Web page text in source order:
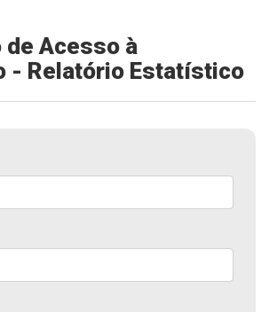
Acesso à
- Relatório Estatístico